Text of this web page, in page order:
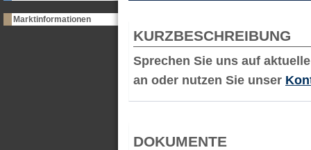
Marktinformationen
KURZBESCHREIBUNG
Sprechen Sie uns auf
an oder nutzen Sie unser
DOKUMENTE